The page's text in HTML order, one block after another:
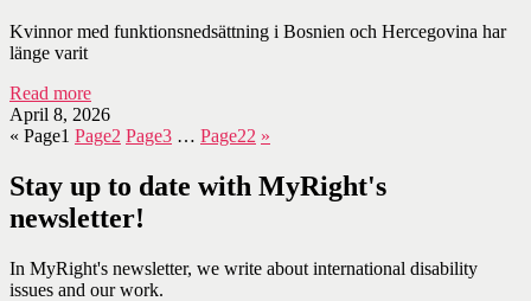
Kvinnor med funktionsnedsättning i Bosnien och Hercegovina har
länge varit
Read more
April 8, 2026
« Page1 Page2 Page3 … Page22 »
Stay up to date with MyRight's
newsletter!
In MyRight's newsletter, we write about international disability
issues and our work.